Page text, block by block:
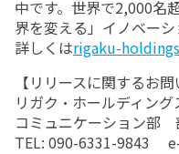
中です。世界で2,000名
界を変える」イノベーシ
詳しくはrigaku-
【リリースに関するお問
リガク・ホールディン
コミュニケーション
TEL: 090-6331-9843